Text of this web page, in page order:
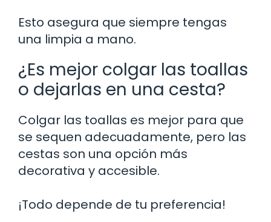
Esto asegura que siempre tengas
una limpia a mano.
¿Es mejor colgar las toallas
o dejarlas en una cesta?
Colgar las toallas es mejor para que
se sequen adecuadamente, pero las
cestas son una opción más
decorativa y accesible.
¡Todo depende de tu preferencia!